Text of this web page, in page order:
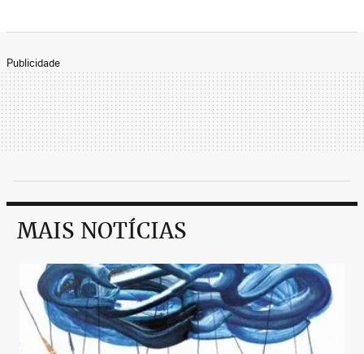
Publicidade
MAIS NOTÍCIAS